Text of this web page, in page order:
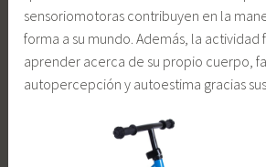
sensoriomotoras contribuyen en la
forma a su mundo. Además, la actividad
aprender acerca de su propio cuerpo,
autopercepción y autoestima gracias